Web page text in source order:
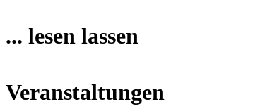
... lesen lassen
Veranstaltungen